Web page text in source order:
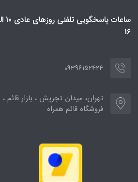
16
09396152424
فروشگاه قائم همراه